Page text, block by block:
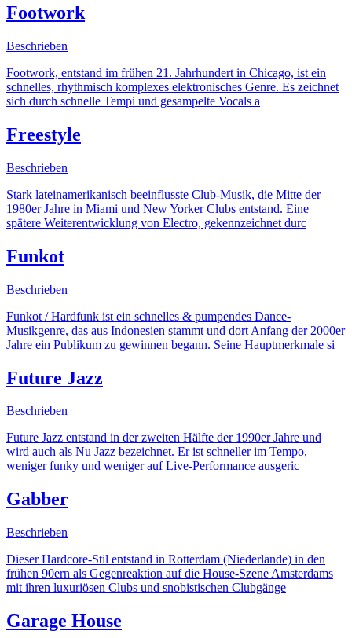
Footwork
Beschrieben
Footwork, entstand im frühen 21. Jahrhundert in Chicago, ist ein
schnelles, rhythmisch komplexes elektronisches Genre. Es zeichnet
sich durch schnelle Tempi und gesampelte Vocals a
Freestyle
Beschrieben
Stark lateinamerikanisch beeinflusste Club-Musik, die Mitte der
1980er Jahre in Miami und New Yorker Clubs entstand. Eine
spätere Weiterentwicklung von Electro, gekennzeichnet durc
Funkot
Beschrieben
Funkot / Hardfunk ist ein schnelles & pumpendes Dance-
Musikgenre, das aus Indonesien stammt und dort Anfang der 2000er
Jahre ein Publikum zu gewinnen begann. Seine Hauptmerkmale si
Future Jazz
Beschrieben
Future Jazz entstand in der zweiten Hälfte der 1990er Jahre und
wird auch als Nu Jazz bezeichnet. Er ist schneller im Tempo,
weniger funky und weniger auf Live-Performance ausgeric
Gabber
Beschrieben
Dieser Hardcore-Stil entstand in Rotterdam (Niederlande) in den
frühen 90ern als Gegenreaktion auf die House-Szene Amsterdams
mit ihren luxuriösen Clubs und snobistischen Clubgänge
Garage House